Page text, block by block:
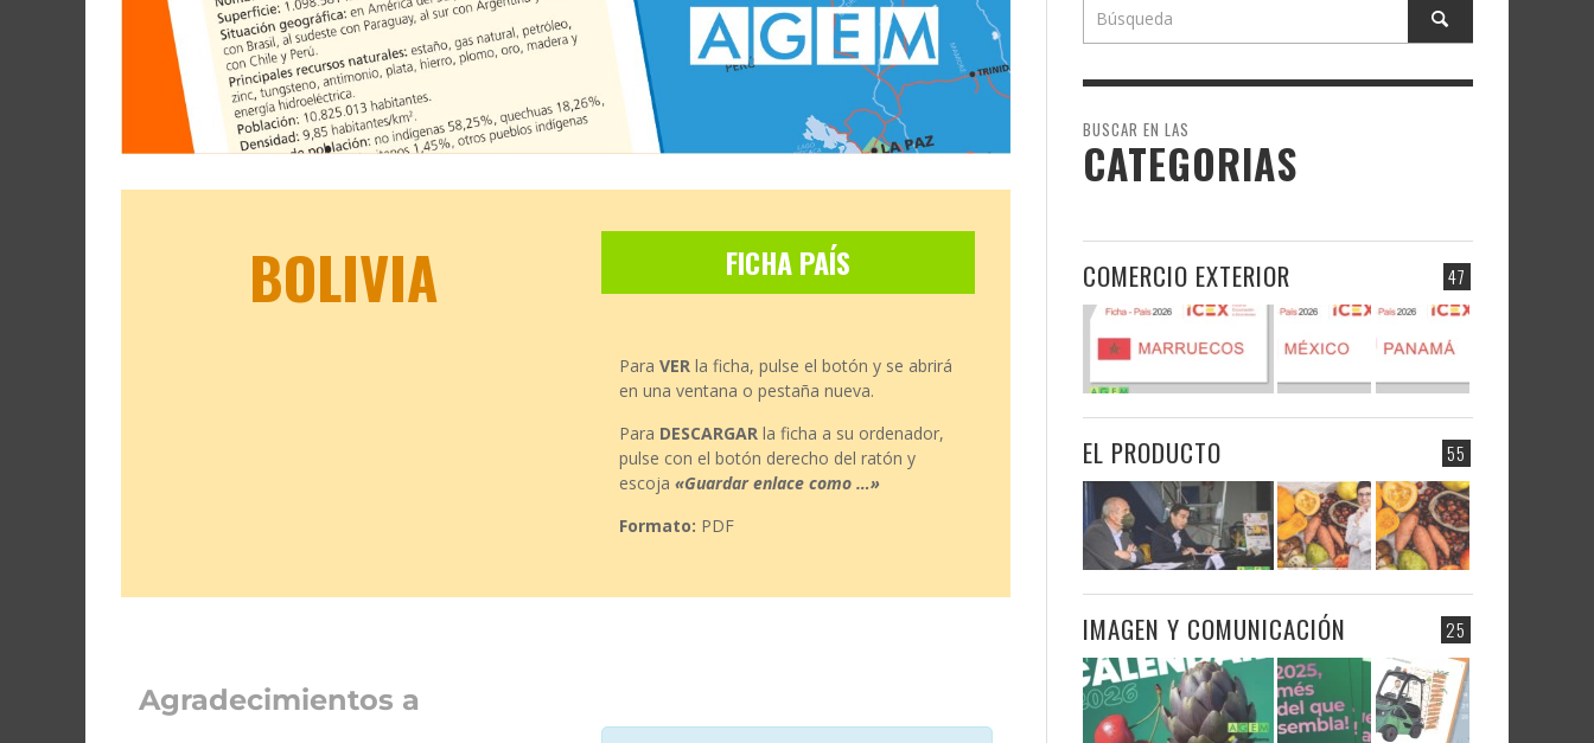
BOLIVIA FICHA PAÍS
Para VER la ficha, pulse el botón y se abrirá
en una ventana o pestaña nueva.
Para DESCARGAR la ficha a su ordenador,
pulse con el botón derecho del ratón y
escoja «Guardar enlace como …»
Formato: PDF
Agradecimientos a
BUSCAR EN LAS
CATEGORIAS
47
COMERCIO EXTERIOR
55
EL PRODUCTO
25
IMAGEN Y COMUNICACIÓN